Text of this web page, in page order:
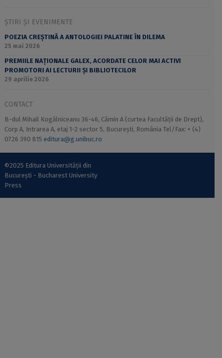
ȘTIRI ȘI EVENIMENTE
POEZIA CREȘTINĂ A ANTOLOGIEI PALATINE ÎN DILEMA
25 mai 2026
PREMIILE NAȚIONALE GALEX, ACORDATE CELOR MAI ACTIVI
PROMOTORI AI LECTURII ȘI BIBLIOTECILOR
29 aprilie 2026
CONTACT
B-dul Mihail Kogălniceanu 36-46, Cămin A (curtea Facultății de Drept),
Corp A, Intrarea A, etaj 1-2 sector 5, București, România Tel/Fax: + (4)
0726 390 815 editura@g.unibuc.ro
©2025 Editura Universității din
București - Bucharest University
Press